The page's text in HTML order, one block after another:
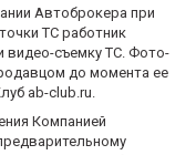
Автоброкера при
ТС работник
видео-съемку ТС. Фото-
до момента ее
ab-club.ru.
Компанией